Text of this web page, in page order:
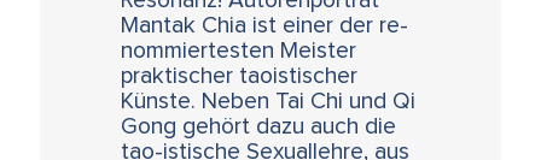
Mantak Chia ist einer der re-
nommiertesten Meister
praktischer taoistischer
Künste. Neben Tai Chi und Qi
Gong gehört dazu auch die
tao-istische Sexuallehre, aus